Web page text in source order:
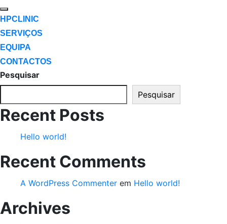
HPCLINIC
SERVIÇOS
EQUIPA
CONTACTOS
Pesquisar
Pesquisar
Recent Posts
Hello world!
Recent Comments
A WordPress Commenter em Hello world!
Archives